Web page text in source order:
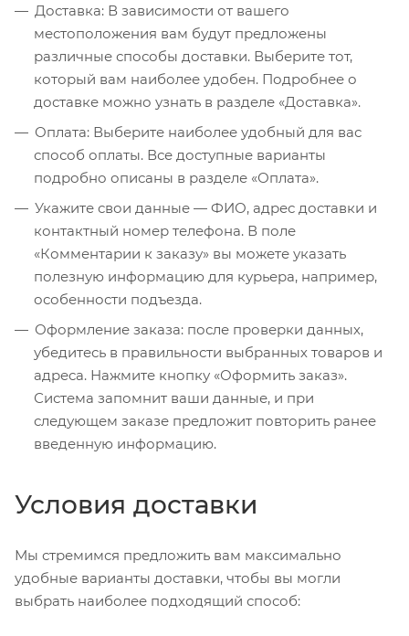
Доставка: В зависимости от вашего
местоположения вам будут предложены
различные способы доставки. Выберите тот,
который вам наиболее удобен. Подробнее о
доставке можно узнать в разделе «Доставка».
Оплата: Выберите наиболее удобный для вас
способ оплаты. Все доступные варианты
подробно описаны в разделе «Оплата».
Укажите свои данные — ФИО, адрес доставки и
контактный номер телефона. В поле
«Комментарии к заказу» вы можете указать
полезную информацию для курьера, например,
особенности подъезда.
Оформление заказа: после проверки данных,
убедитесь в правильности выбранных товаров и
адреса. Нажмите кнопку «Оформить заказ».
Система запомнит ваши данные, и при
следующем заказе предложит повторить ранее
введенную информацию.
Условия доставки
Мы стремимся предложить вам максимально
удобные варианты доставки, чтобы вы могли
выбрать наиболее подходящий способ: